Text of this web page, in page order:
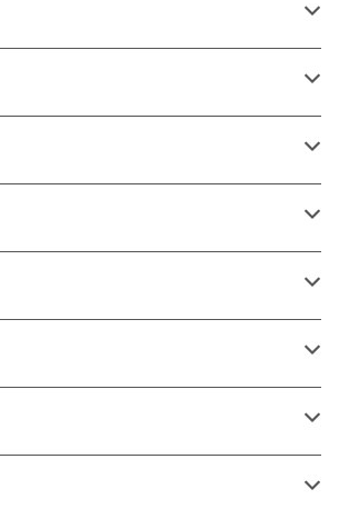
チレバー